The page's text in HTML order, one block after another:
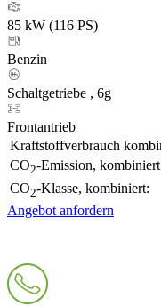
85 kW (116 PS)
Benzin
Schaltgetriebe , 6g
Frontantrieb
Kraftstoffverbrauch
CO2-Emission,
CO2-Klasse, kombiniert:
Angebot anfordern